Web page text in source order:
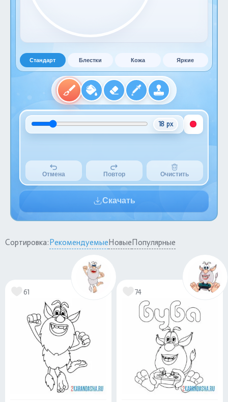
Стандарт Блестки Кожа Яркие
18 px
Отмена Повтор Очистить
Скачать
Сортировка:РекомендуемыеНовыеПопулярные
61 74